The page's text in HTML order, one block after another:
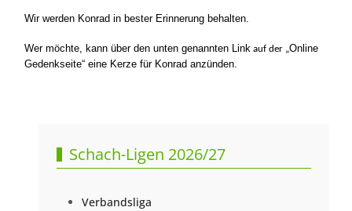
Wir werden Konrad in bester Erinnerung behalten.
Wer möchte, kann über den unten genannten Link auf der „Online
Gedenkseite“ eine Kerze für Konrad anzünden.
Schach-Ligen 2026/27
Verbandsliga